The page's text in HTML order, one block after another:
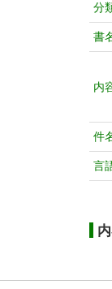
分
書
内
件
言